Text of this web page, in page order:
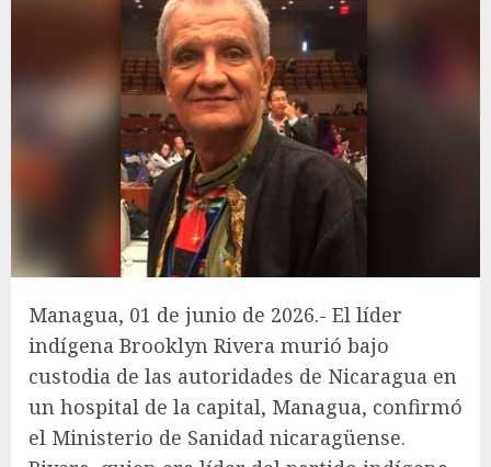
Managua, 01 de junio de 2026.- El líder
indígena Brooklyn Rivera murió bajo
custodia de las autoridades de Nicaragua en
un hospital de la capital, Managua, confirmó
el Ministerio de Sanidad nicaragüense.